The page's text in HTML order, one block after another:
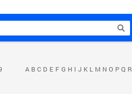
A B C D E F G H I J K L M N O P Q R